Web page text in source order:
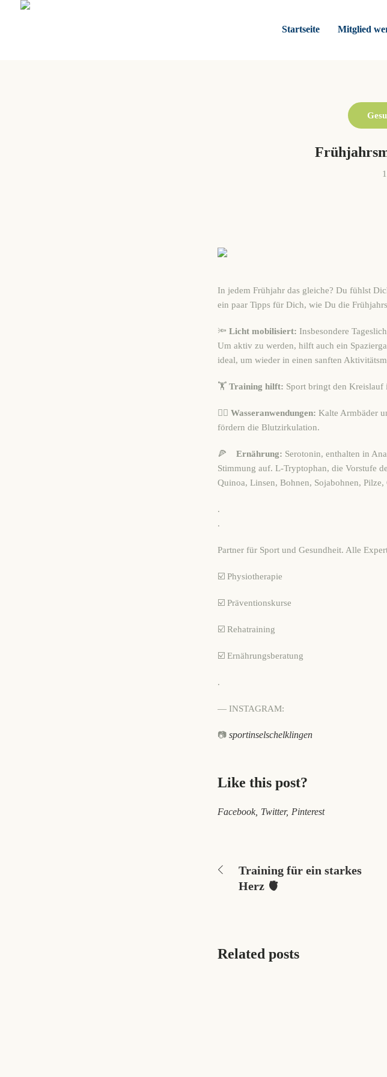
Startseite Mitglied
In jedem Frühjahr das gleiche? Du fühlst
ein paar Tipps für Dich, wie Du die
🔦 Licht mobilisiert: Insbesondere
Um aktiv zu werden, hilft auch ein
ideal, um wieder in einen sanften
🏋️ Training hilft: Sport bringt den Kreislauf
🏊‍♀️ Wasseranwendungen: Kalte Armbäder
fördern die Blutzirkulation.
🍕 Ernährung: Serotonin, enthalten in
Stimmung auf. L-Tryptophan, die Vorstufe
Quinoa, Linsen, Bohnen, Sojabohnen,
.
.
Partner für Sport und Gesundheit. Alle
☑️ Physiotherapie
☑️ Präventionskurse
☑️ Rehatraining
☑️ Ernährungsberatung
.
— INSTAGRAM:
📷 sportinselschelklingen
Like this post?
Facebook Twitter Pinterest
Training für ein starkes
Herz 🫀
Related posts